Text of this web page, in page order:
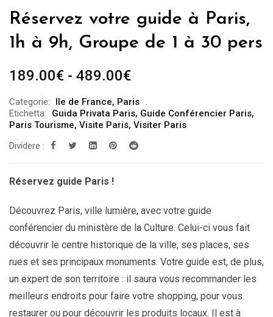
Réservez votre guide à Paris,
1h à 9h, Groupe de 1 à 30 pers
189.00€ - 489.00€Fascia
prezzo:
da
189.00€
Categorie: Ile de France, Paris
Etichetta:
Guida Privata Paris, Guide Conférencier Paris,
Paris Tourisme, Visite Paris, Visiter Paris
Dividere :
Réservez guide Paris !
Découvrez Paris, ville lumière, avec votre guide
conférencier du ministère de la Culture. Celui-ci vous fait
découvrir le centre historique de la ville, ses places, ses
rues et ses principaux monuments. Votre guide est, de plus,
un expert de son territoire : il saura vous recommander les
meilleurs endroits pour faire votre shopping, pour vous
restaurer ou pour découvrir les produits locaux. Il est à